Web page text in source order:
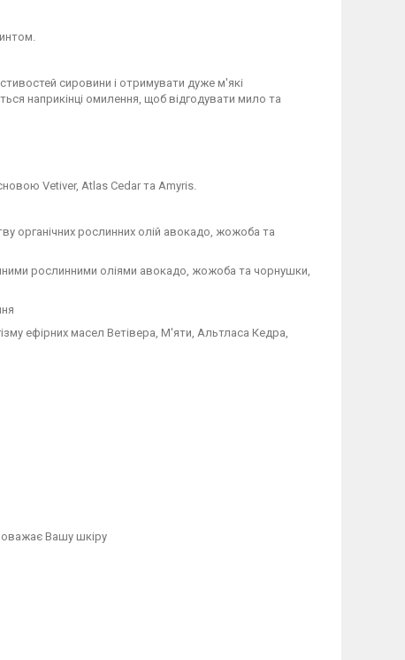
сировини і отримувати дуже м'які
наприкінці омилення, щоб відгодувати мило та
Vetiver, Atlas Cedar та Amyris.
органічних рослинних олій авокадо, жожоба та
рослинними оліями авокадо, жожоба та чорнушки,
ефірних масел Ветівера, М'яти, Альтласа Кедра,
Вашу шкіру